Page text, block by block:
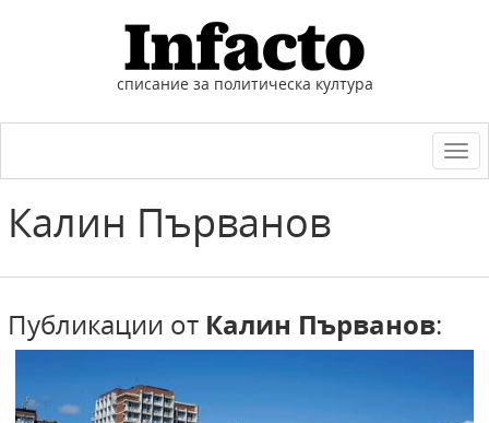
списание за политическа култура
Калин Първанов
Публикации от Калин Първанов: